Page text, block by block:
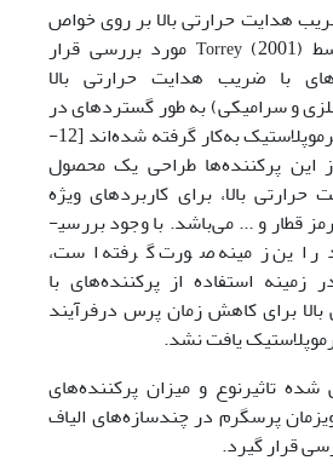
هدایت حرارتی بالا بر روی خواص
Torrey (2001) مورد بررسی قرار
با ضریب هدایت حرارتی بالا
و سرامیکی) به طور گسترده­ای در
ساخت چندسازه‌های ترموپلاستیک به‌کار گرفته شده‌اند [12-
این پرکننده‌ها طراحی یک محصول
بالا، برای کاربرد‌های ویژه
قطار و ... می‌باشد.با وجود بررسی­
این زمینه صورت گرفته است،
زمینه استفاده از پرکننده‌های با
برای کاهش زمان پرس درفرآیند
یافت نشد.
تاثیرنوع و میزان پرکننده‌های
زمان پرسگرم در چندسازه‌‌های الیاف
قرار گیرد.